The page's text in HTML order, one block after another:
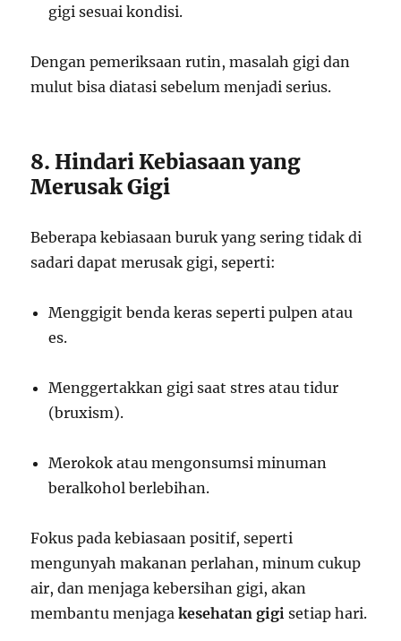
gigi sesuai kondisi.
Dengan pemeriksaan rutin, masalah gigi dan
mulut bisa diatasi sebelum menjadi serius.
8. Hindari Kebiasaan yang
Merusak Gigi
Beberapa kebiasaan buruk yang sering tidak di
sadari dapat merusak gigi, seperti:
Menggigit benda keras seperti pulpen atau
es.
Menggertakkan gigi saat stres atau tidur
(bruxism).
Merokok atau mengonsumsi minuman
beralkohol berlebihan.
Fokus pada kebiasaan positif, seperti
mengunyah makanan perlahan, minum cukup
air, dan menjaga kebersihan gigi, akan
membantu menjagakesehatan gigi setiap hari.